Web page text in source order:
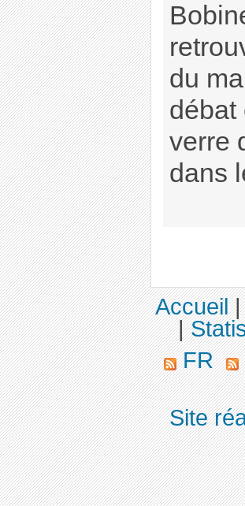
du
débat
verre
dans
Accueil
|
FR
Site